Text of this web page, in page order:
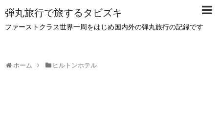
弾丸旅行で旅するタビズキ
ファーストクラス世界一周をはじめ国内外の弾丸旅行の記録です
ホーム ヒルトンホテル